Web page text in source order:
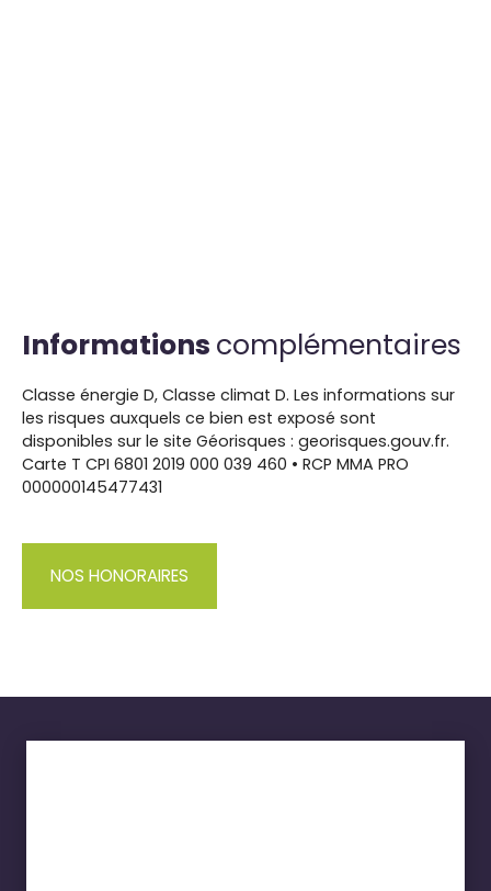
Informations complémentaires
Classe énergie D, Classe climat D. Les informations sur
les risques auxquels ce bien est exposé sont
disponibles sur le site Géorisques : georisques.gouv.fr.
Carte T CPI 6801 2019 000 039 460 • RCP MMA PRO
000000145477431
NOS HONORAIRES